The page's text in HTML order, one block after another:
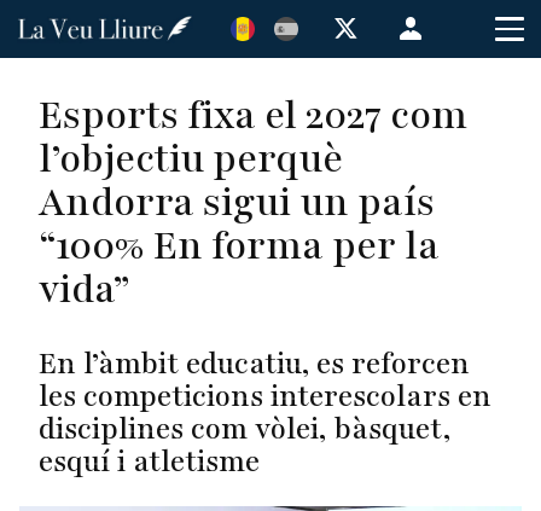
Vés
Menú
de
de
Esports fixa el 2027 com
l’objectiu perquè
Andorra sigui un país
“100% En forma per la
vida”
En l’àmbit educatiu, es reforcen
les competicions interescolars en
disciplines com vòlei, bàsquet,
esquí i atletisme